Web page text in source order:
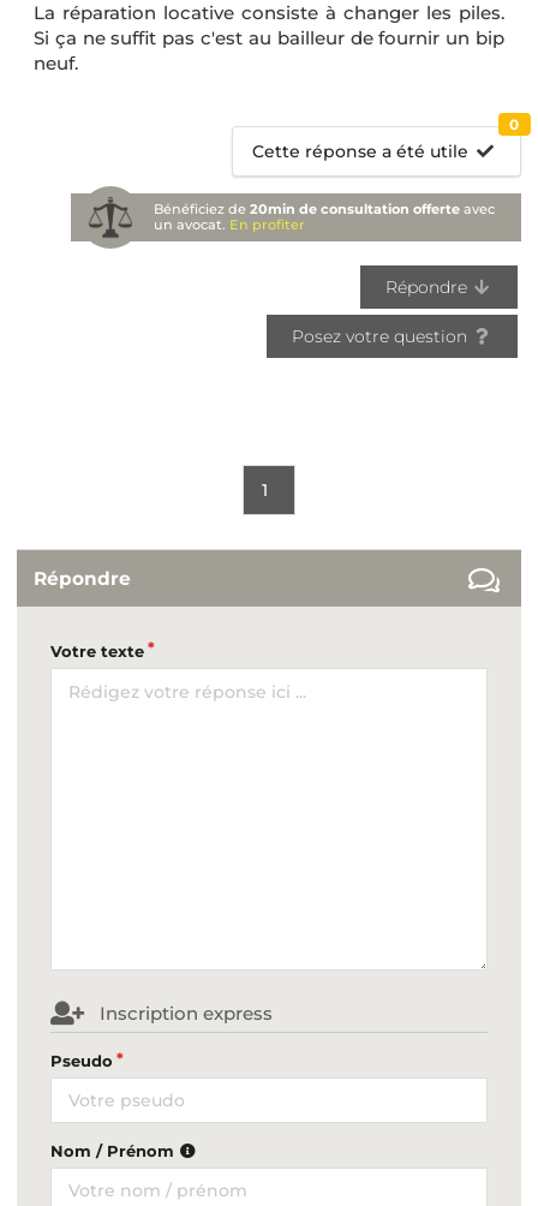
La réparation locative consiste à changer les piles.
Si ça ne suffit pas c'est au bailleur de fournir un bip
neuf.
Cette réponse a été utile
0
Bénéficiez de20min de consultation offerte avec
un avocat. En profiter
Répondre
Posez votre question
1
Répondre
Votre texte
Inscription express
Pseudo
Nom / Prénom